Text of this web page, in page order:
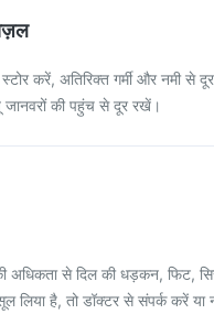
करें, अतिरिक्त गर्मी और नमी से
की पहुंच से दूर रखें।
अधिकता से दिल की धड़कन, फिट,
लिया है, तो डॉक्टर से संपर्क करें या